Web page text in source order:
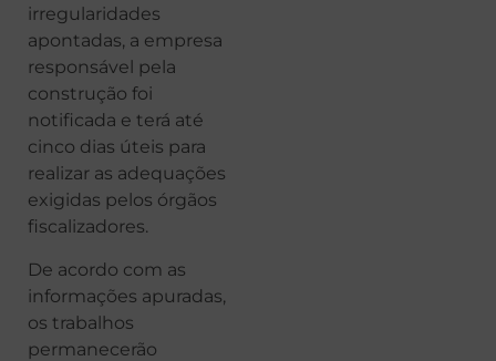
irregularidades
apontadas, a empresa
responsável pela
construção foi
notificada e terá até
cinco dias úteis para
realizar as adequações
exigidas pelos órgãos
fiscalizadores.
De acordo com as
informações apuradas,
os trabalhos
permanecerão